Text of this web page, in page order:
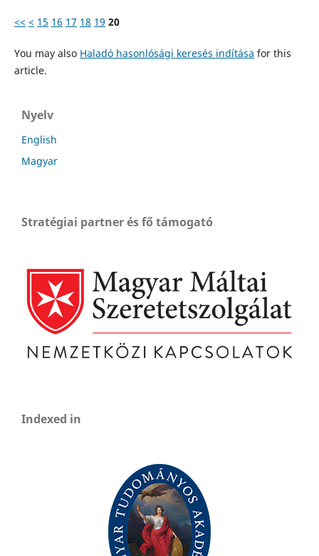
<< < 15 16 17 18 19 20
You may also Haladó hasonlósági keresés indítása for this
article.
Nyelv
English
Magyar
Stratégiai partner és fő támogató
Indexed in